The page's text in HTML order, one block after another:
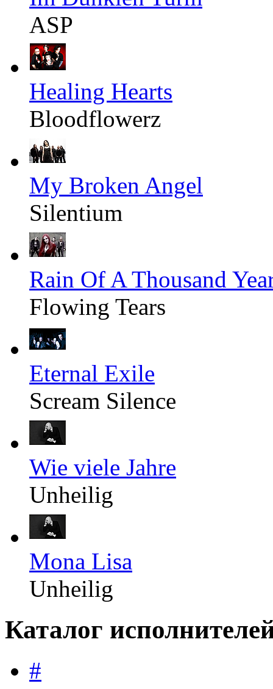
ASP
Healing Hearts
Bloodflowerz
My Broken Angel
Silentium
Rain Of A Thousand
Flowing Tears
Eternal Exile
Scream Silence
Wie viele Jahre
Unheilig
Mona Lisa
Unheilig
Каталог
#